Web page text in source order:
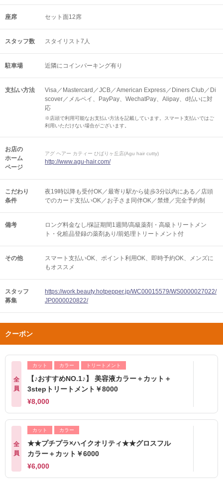
座席 セット面12席
スタッフ数 スタイリスト7人
駐車場 近隣にコインパーキング有り
支払い方法
Visa／Mastercard／JCB／American Express／Diners Club／Di
scover／メルペイ、PayPay、WechatPay、Alipay、d払いに対
応
※店頭で利用可能なお支払い方法を記載しています。スマート支払いではご
利用いただけない場合がございます。
お店の
ホーム
ページ
アグ ヘアー カティー ひばりヶ丘店(Agu hair cutty)
http://www.agu-hair.com/
こだわり
条件
夜19時以降も受付OK／最寄り駅から徒歩3分以内にある／店頭
でのカード支払いOK／お子さま同伴OK／禁煙／完全予約制
備考
ロング料金なし/保証期間1週間/高級薬剤・高級トリートメン
ト・化粧品登録の薬剤あり/前処理トリートメント付
その他 スマート支払いOK ポイント利用OK 即時予約OK
メンズに
もオススメ
スタッフ
募集
https://work.beauty.hotpepper.jp/WC00015579/WS0000027022/
JP0000020822/
クーポン
全
員
カット カラー トリートメント
【♪おすすめNO.1♪】 美容液カラー＋カット＋
3stepトリートメント￥8000
¥8,000
全
員
カット カラー
★★プチプラ×ハイクオリティ★★グロスフル
カラー＋カット￥6000
¥6,000